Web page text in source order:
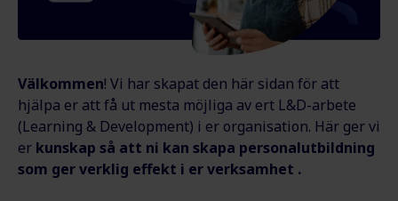
Välkommen! Vi har skapat den här sidan för att
hjälpa er att få ut mesta möjliga av ert L&D-arbete
(Learning & Development) i er organisation. Här ger vi
er kunskap så att ni kan skapa personalutbildning
som ger verklig effekt i er verksamhet .